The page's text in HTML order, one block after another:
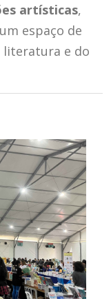
artísticas,
espaço de
literatura e do